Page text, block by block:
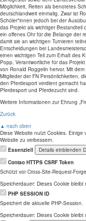
Möglichkeit, Reiten als benotetes
deutschlandweit einmalig. Zwar ist
Schüler*innen jedoch bei der
das Projekt als wichtiger Bestandteil
ein offenes Ohr für die Belange der
damit sie an wichtigen Turnieren
Entscheidungen bei
einen wichtigen Teil zum Erhalt des
Popp, Verantwortliche für das
von Ronald Roggelin hervor. Mit
Mitglieder der FN Persönlichkeiten,
den Pferdesport verdient gemacht
Pferdesport und Pferdezucht sind.
Weitere Informationen zur Ehrung
Zurück
▲ nach oben
Diese Website nutzt Cookies.
Website zu verbessern.
Essenziell
Details einblenden
Contao HTTPS CSRF Token
Schützt vor Cross-Site-Request-
Speicherdauer: Dieses Cookie bleibt
PHP SESSION ID
Speichert die aktuelle PHP-Session.
Speicherdauer: Dieses Cookie bleibt